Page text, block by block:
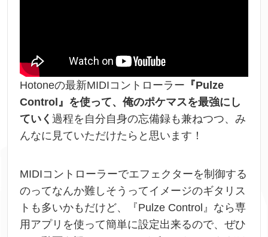
Hotoneの最新MIDIコントローラー 『Pulze
Control』を使って、俺のポケマスを最強にし
ていく 過程を自分自身の忘備録も兼ねつつ、み
んなに見ていただけたらと思います！
MIDIコントローラーでエフェクターを制御する
のってなんか難しそうってイメージのギタリス
トも多いかもだけど、
『Pulze Control』なら専
用アプリを使って簡単に設定出来るので、ぜひ